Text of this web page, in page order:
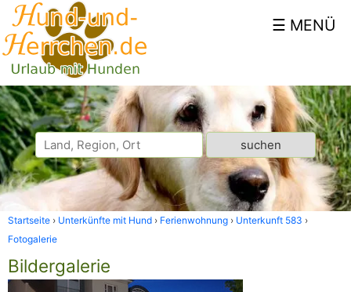
Startseite Unterkünfte mit Hund Ferienwohnung
Unterkunft 583
Fotogalerie
Bildergalerie